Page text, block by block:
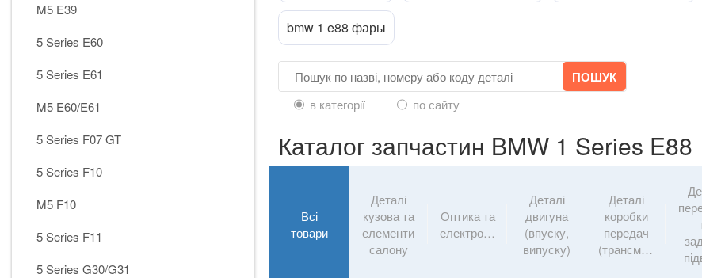
M5 E39
5 Series E60
5 Series E61
M5 E60/E61
5 Series F07 GT
5 Series F10
M5 F10
5 Series F11
5 Series G30/G31
bmw 1 e88 фары
в категорії по сайту
Каталог запчастин BMW 1 Series E88
Всі
товари
Деталі
кузова та
елементи
салону
Оптика та
електрообладнання
Деталі
двигуна
(впуску,
випуску)
Деталі
коробки
передач
(трансмісії)